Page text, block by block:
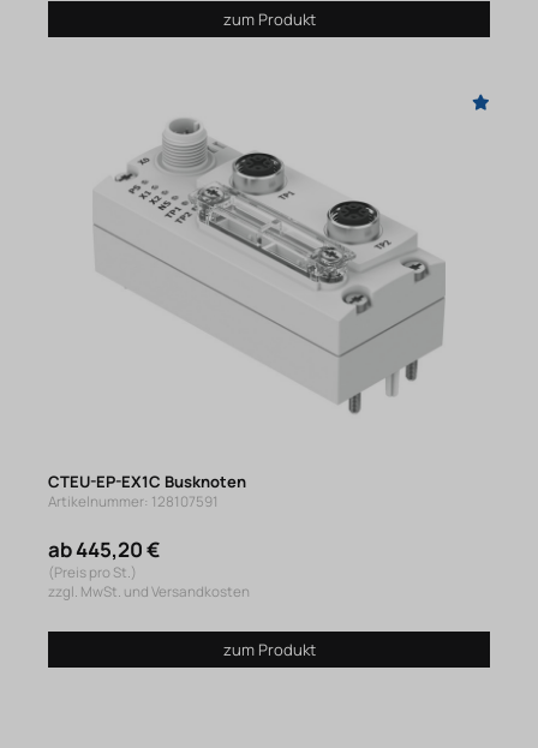
zum Produkt
CTEU-EP-EX1C Busknoten
Artikelnummer: 128107591
ab 445,20 €
(Preis pro St.)
zzgl. MwSt. und Versandkosten
zum Produkt